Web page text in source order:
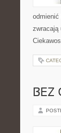
odmienić
zwracają
BEZ